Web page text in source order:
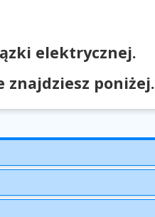
elektrycznej.
znajdziesz poniżej.